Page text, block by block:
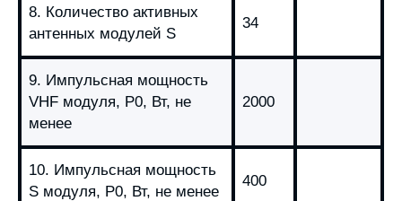
8. Количество активных
антенных модулей S
34
9. Импульсная мощность
VHF модуля, Р0, Вт, не
менее
2000
10. Импульсная мощность
S модуля, Р0, Вт, не менее
400